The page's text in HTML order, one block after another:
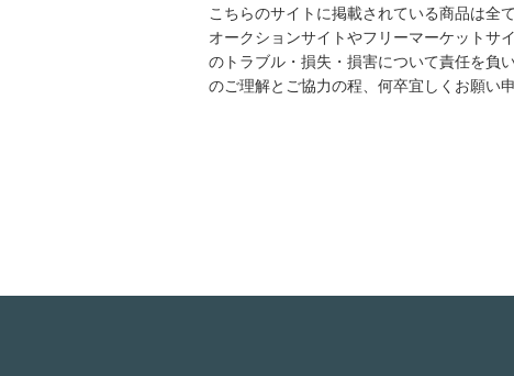
こちらのサイトに掲載されている商品は全
オークションサイトやフリーマーケットサ
のトラブル・損失・損害について責任を負
のご理解とご協力の程、何卒宜しくお願い